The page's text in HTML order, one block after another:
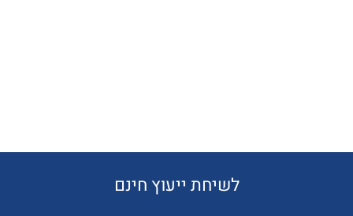
לשיחת ייעוץ חינם